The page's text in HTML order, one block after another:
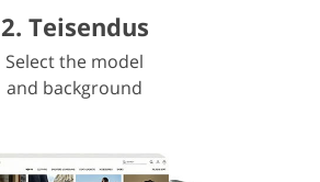
2. Teisendus
Select the model
and background